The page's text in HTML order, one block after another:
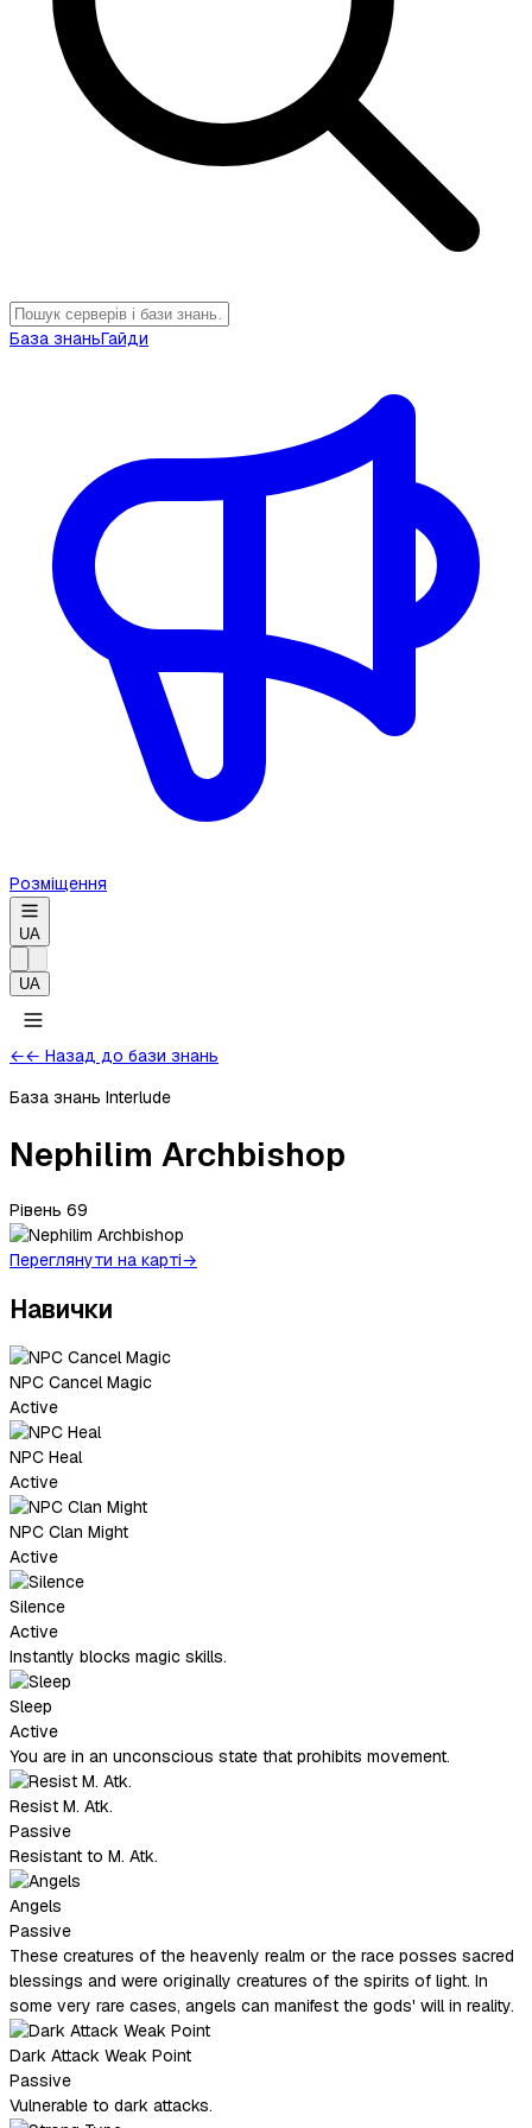
База знаньГайди
Розміщення
UA
UA
←← Назад до бази знань
База знань Interlude
Nephilim Archbishop
Рівень 69
Переглянути на карті→
Навички
NPC Cancel Magic
Active
NPC Heal
Active
NPC Clan Might
Active
Silence
Active
Instantly blocks magic skills.
Sleep
Active
You are in an unconscious state that prohibits movement.
Resist M. Atk.
Passive
Resistant to M. Atk.
Angels
Passive
These creatures of the heavenly realm or the race posses sacred
blessings and were originally creatures of the spirits of light. In
some very rare cases, angels can manifest the gods' will in reality.
Dark Attack Weak Point
Passive
Vulnerable to dark attacks.